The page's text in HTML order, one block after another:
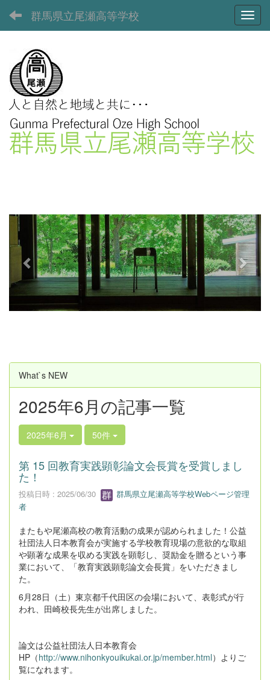
群馬県立尾瀬高等学校
e
v
o
u
s
x
t
What`s NEW
2025年6月の記事一覧
2025年6月 50件
第 15 回教育実践顕彰論文会長賞を受賞しまし
た！
投稿日時 : 2025/06/30
群馬県立尾瀬高等学校Webページ管理
者
またもや尾瀬高校の教育活動の成果が認められました！公益
社団法人日本教育会が実施する学校教育現場の意欲的な取組
や顕著な成果を収める実践を顕彰し、奨励金を贈るという事
業において、「教育実践顕彰論文会長賞」をいただきまし
た。
6月28日（土）東京都千代田区の会場において、表彰式が行
われ、田崎校長先生が出席しました。
論文は公益社団法人日本教育会
HP（http://www.nihonkyouikukai.or.jp/member.html）よりご
覧になれます。